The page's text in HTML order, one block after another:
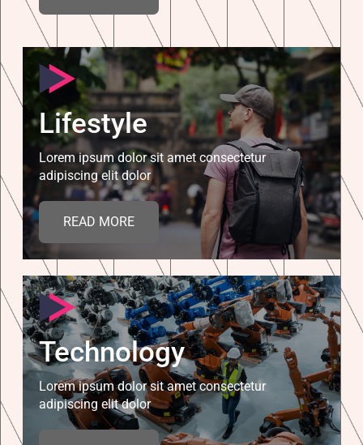
Lifestyle
Lorem ipsum dolor sit amet consectetur
adipiscing elit dolor
READ MORE
Technology
Lorem ipsum dolor sit amet consectetur
adipiscing elit dolor